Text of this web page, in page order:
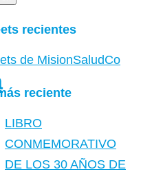
recientes
de MisionSaludCo
reciente
LIBRO
CONMEMORATIVO
DE LOS 30 AÑOS DE